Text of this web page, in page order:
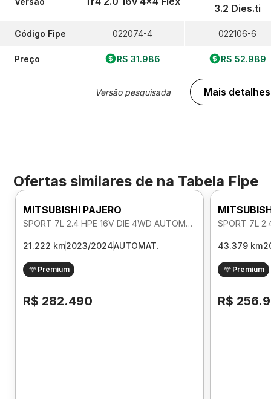
Código Fipe
Preço
022074-4
R$ 31.986
Versão pesquisada
3.2 Dies.ti
022106-6
R$ 52.989
Mais detalhes
Ofertas similares de na Tabela Fipe
MITSUBISHI PAJERO
SPORT 7L 2.4 HPE 16V DIE 4WD AUTOMATICO
21.222 km2023/2024AUTOMAT.
Premium
R$ 282.490
43.379 km
Premium
R$